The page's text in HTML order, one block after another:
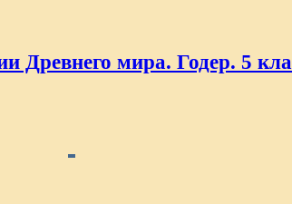
Древнего мира. Годер. 5